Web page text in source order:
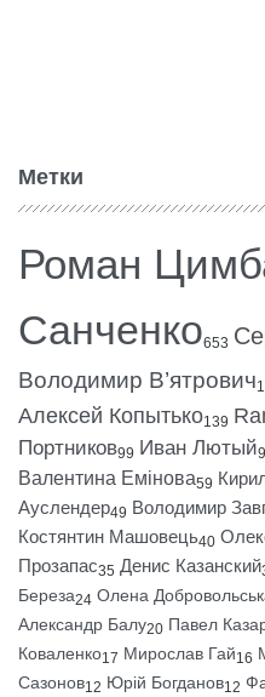
Метки
Роман
Санченко653
Володимир В’ятрович
Алексей Копытько139
Портников99 Иван Лютый
Валентина Емінова59
Ауслендер49 Володимир
Костянтин Машовець40
Прозапас35 Денис Казанский
Береза24 Олена
Александр Балу20 Павел
Коваленко17 Мирослав Гай16
Сазонов12 Юрій Богданов12